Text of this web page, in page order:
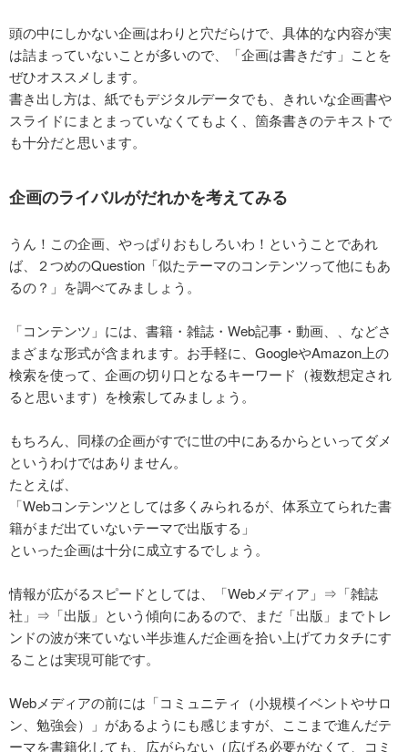
頭の中にしかない企画はわりと穴だらけで、具体的な内容が実
は詰まっていないことが多いので、「企画は書きだす」ことを
ぜひオススメします。
書き出し方は、紙でもデジタルデータでも、きれいな企画書や
スライドにまとまっていなくてもよく、箇条書きのテキストで
も十分だと思います。
企画のライバルがだれかを考えてみる
うん！この企画、やっぱりおもしろいわ！ということであれ
ば、２つめのQuestion「似たテーマのコンテンツって他にもあ
るの？」を調べてみましょう。
「コンテンツ」には、書籍・雑誌・Web記事・動画、、などさ
まざまな形式が含まれます。お手軽に、GoogleやAmazon上の
検索を使って、企画の切り口となるキーワード（複数想定され
ると思います）を検索してみましょう。
もちろん、同様の企画がすでに世の中にあるからといってダメ
というわけではありません。
たとえば、
「Webコンテンツとしては多くみられるが、体系立てられた書
籍がまだ出ていないテーマで出版する」
といった企画は十分に成立するでしょう。
情報が広がるスピードとしては、「Webメディア」⇒「雑誌
社」⇒「出版」という傾向にあるので、まだ「出版」までトレ
ンドの波が来ていない半歩進んだ企画を拾い上げてカタチにす
ることは実現可能です。
Webメディアの前には「コミュニティ（小規模イベントやサロ
ン、勉強会）」があるようにも感じますが、ここまで進んだテ
ーマを書籍化しても、広がらない（広げる必要がなくて、コミ